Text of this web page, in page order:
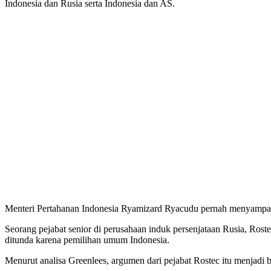
Indonesia dan Rusia serta Indonesia dan AS.
Menteri Pertahanan Indonesia Ryamizard Ryacudu pernah
Seorang pejabat senior di perusahaan induk persenjataan Rusia,
ditunda karena pemilihan umum Indonesia.
Menurut analisa Greenlees, argumen dari pejabat Rostec itu